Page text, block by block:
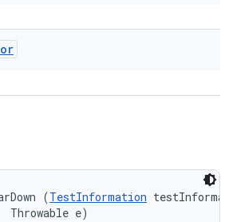
(TestInformation
Throwable e)